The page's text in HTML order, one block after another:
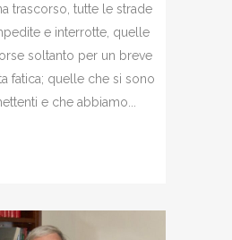
trascorso, tutte le strade
e interrotte, quelle
soltanto per un breve
fatica; quelle che si sono
e che abbiamo...